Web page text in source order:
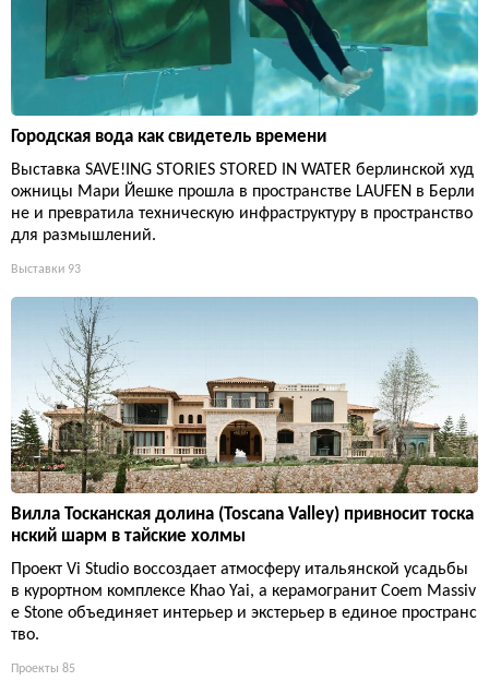
Городская вода как свидетель времени
Выставка SAVE!ING STORIES STORED IN WATER берлинской худ
ожницы Мари Йешке прошла в пространстве LAUFEN в Берли
не и превратила техническую инфраструктуру в пространство
для размышлений.
Выставки 93
Вилла Тосканская долина (Toscana Valley) привносит тоска
нский шарм в тайские холмы
Проект Vi Studio воссоздает атмосферу итальянской усадьбы
в курортном комплексе Khao Yai, а керамогранит Coem Massiv
e Stone объединяет интерьер и экстерьер в единое пространс
тво.
Проекты 85